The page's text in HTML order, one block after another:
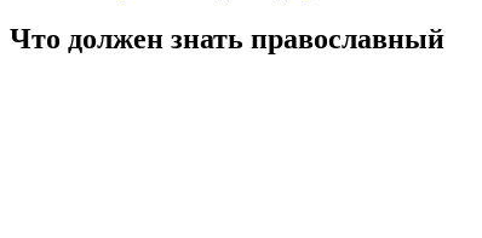
Что должен знать православный